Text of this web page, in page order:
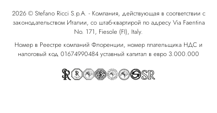
2026 © Stefano Ricci S.p.A. - Компания, действующая в соответствии с
законодательством Италии, со штаб-квартирой по адресу Via Faentina
No. 171, Fiesole (FI), Italy.
Номер в Реестре компаний Флоренции, номер плательщика НДС и
налоговый код 01674990484 уставный капитал в евро 3.000.000